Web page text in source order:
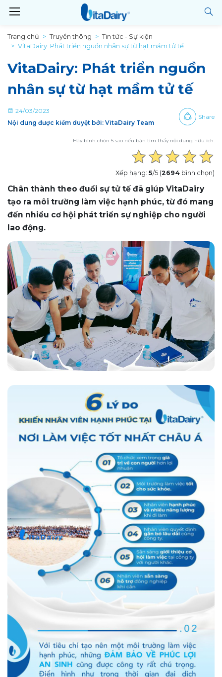
Trang chủ Truyền thông
Tin tức - Sự kiện
VitaDairy: Phát triển nguồn nhân sự từ hạt mầm tử tế
VitaDairy: Phát triển nguồn
nhân sự từ hạt mầm tử tế
24/03/2023
Nội dung được kiểm duyệt bởi: VitaDairy Team
Share
Hãy bình chọn 5 sao nếu bạn tìm thấy nội dung hữu ích.
Xếp hạng: 5/5 (2694 bình chọn)
Chân thành theo đuổi sự tử tế đã giúp VitaDairy
tạo ra môi trường làm việc hạnh phúc, từ đó mang
đến nhiều cơ hội phát triển sự nghiệp cho người
lao động.